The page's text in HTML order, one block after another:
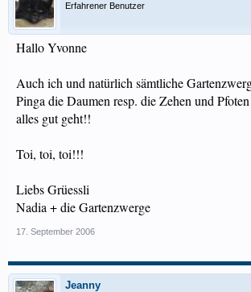
Erfahrener Benutzer
Hallo Yvonne
Auch ich und natürlich sämtliche
Pinga die Daumen resp. die Zehen und
alles gut geht!!
Toi, toi, toi!!!
Liebs Grüessli
Nadia + die Gartenzwerge
17. September 2006
Jeanny